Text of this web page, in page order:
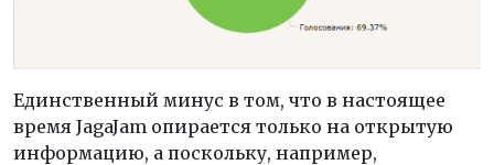
Единственный минус в том, что в настоящее
время JagaJam опирается только на открытую
информацию, а поскольку, например,